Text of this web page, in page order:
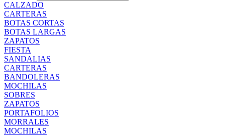
CALZADO
CARTERAS
BOTAS CORTAS
BOTAS LARGAS
ZAPATOS
FIESTA
SANDALIAS
CARTERAS
BANDOLERAS
MOCHILAS
SOBRES
ZAPATOS
PORTAFOLIOS
MORRALES
MOCHILAS